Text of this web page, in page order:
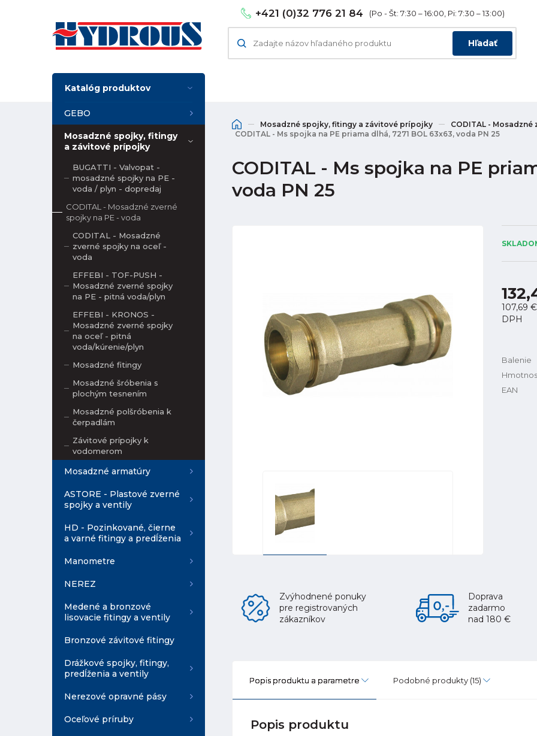
+421 (0)32 776 21 84 (Po - Št: 7:30 – 16:00, Pi: 7:30 – 13:00)
Hľadať
Katalóg produktov
GEBO
Mosadzné spojky, fitingy
a závitové prípojky
BUGATTI - Valvopat -
mosadzné spojky na PE -
voda / plyn - dopredaj
CODITAL - Mosadzné zverné
spojky na PE - voda
CODITAL - Mosadzné
zverné spojky na oceľ -
voda
EFFEBI - TOF-PUSH -
Mosadzné zverné spojky
na PE - pitná voda/plyn
EFFEBI - KRONOS -
Mosadzné zverné spojky
na oceľ - pitná
voda/kúrenie/plyn
Mosadzné fitingy
Mosadzné šróbenia s
plochým tesnením
Mosadzné polšróbenia k
čerpadlám
Závitové prípojky k
vodomerom
Mosadzné armatúry
ASTORE - Plastové zverné
spojky a ventily
HD - Pozinkované, čierne
a varné fitingy a predĺženia
Manometre
NEREZ
Medené a bronzové
lisovacie fitingy a ventily
Bronzové závitové fitingy
Drážkové spojky, fitingy,
predĺženia a ventily
Nerezové opravné pásy
Oceľové príruby
Mosadzné spojky, fitingy a závitové prípojky
CODITAL - Mosadzné
CODITAL - Ms spojka na PE priama dlhá, 7271 BOL 63x63, voda PN 25
CODITAL - Ms spojka na PE
voda PN 25
107,69 €
DPH
Balenie
EAN
Zvýhodnené ponuky
pre registrovaných
zákazníkov
Doprava
zadarmo
nad 180 €
Popis produktu a parametre Podobné produkty (15)
Popis produktu